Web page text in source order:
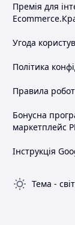
Премія для
Угода
Політика
Правила
Бонусна
маркетплейс
Інструкція
Тема -